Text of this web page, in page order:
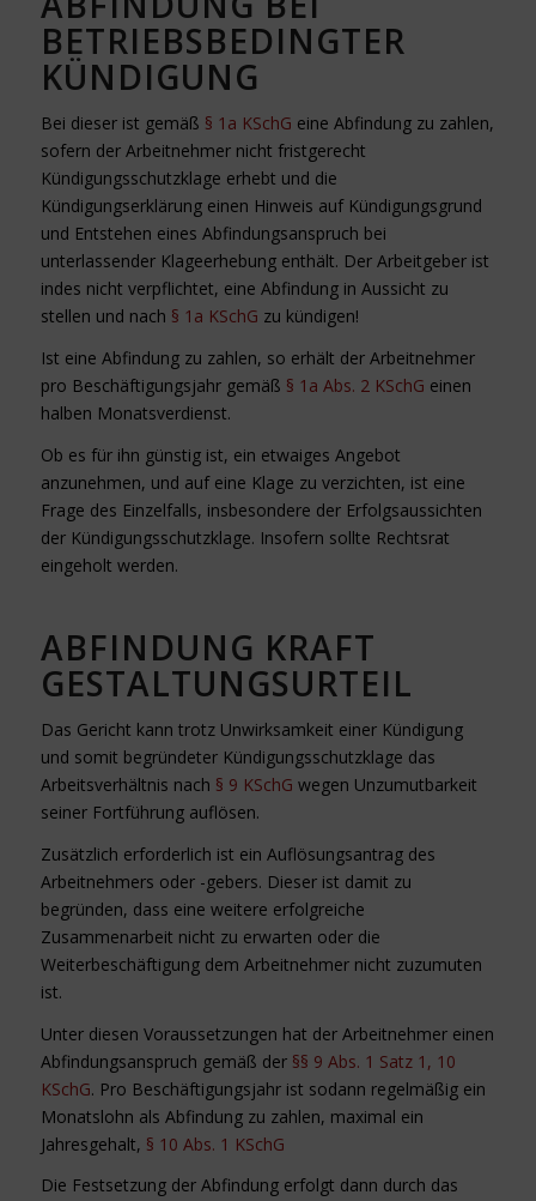
BETRIEBSBEDINGTER
KÜNDIGUNG
Bei dieser ist gemäß § 1a KSchG eine Abfindung zu zahlen,
sofern der Arbeitnehmer nicht fristgerecht
Kündigungsschutzklage erhebt und die
Kündigungserklärung einen Hinweis auf Kündigungsgrund
und Entstehen eines Abfindungsanspruch bei
unterlassender Klageerhebung enthält. Der Arbeitgeber ist
indes nicht verpflichtet, eine Abfindung in Aussicht zu
stellen und nach § 1a KSchG zu kündigen!
Ist eine Abfindung zu zahlen, so erhält der Arbeitnehmer
pro Beschäftigungsjahr gemäß § 1a Abs. 2 KSchG einen
halben Monatsverdienst.
Ob es für ihn günstig ist, ein etwaiges Angebot
anzunehmen, und auf eine Klage zu verzichten, ist eine
Frage des Einzelfalls, insbesondere der Erfolgsaussichten
der Kündigungsschutzklage. Insofern sollte Rechtsrat
eingeholt werden.
ABFINDUNG KRAFT
GESTALTUNGSURTEIL
Das Gericht kann trotz Unwirksamkeit einer Kündigung
und somit begründeter Kündigungsschutzklage das
Arbeitsverhältnis nach § 9 KSchG wegen Unzumutbarkeit
seiner Fortführung auflösen.
Zusätzlich erforderlich ist ein Auflösungsantrag des
Arbeitnehmers oder -gebers. Dieser ist damit zu
begründen, dass eine weitere erfolgreiche
Zusammenarbeit nicht zu erwarten oder die
Weiterbeschäftigung dem Arbeitnehmer nicht zuzumuten
ist.
Unter diesen Voraussetzungen hat der Arbeitnehmer einen
Abfindungsanspruch gemäß der §§ 9 Abs. 1 Satz 1, 10
KSchG. Pro Beschäftigungsjahr ist sodann regelmäßig ein
Monatslohn als Abfindung zu zahlen, maximal ein
Jahresgehalt, § 10 Abs. 1 KSchG
Die Festsetzung der Abfindung erfolgt dann durch das